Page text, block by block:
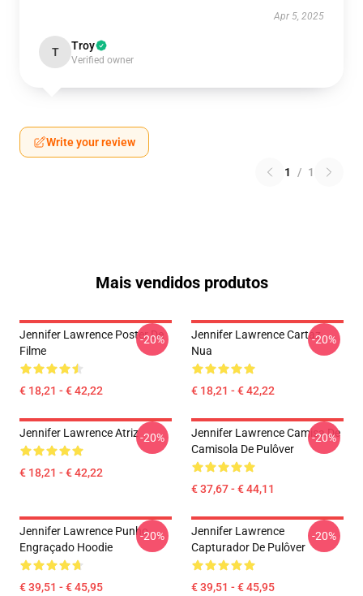
Apr 5, 2025
T Troy
Verified owner
Write your review
1 / 1
Mais vendidos produtos
Jennifer Lawrence Poster De
Filme
€ 18,21 - € 42,22
-20%
Jennifer Lawrence Cartaz
Nua
€ 18,21 - € 42,22
-20%
Jennifer Lawrence Atriz
€ 18,21 - € 42,22
-20%
Jennifer Lawrence Camisa De
Camisola De Pulôver
€ 37,67 - € 44,11
-20%
Jennifer Lawrence Punho
Engraçado Hoodie
€ 39,51 - € 45,95
-20%
Jennifer Lawrence
Capturador De Pulôver
€ 39,51 - € 45,95
-20%